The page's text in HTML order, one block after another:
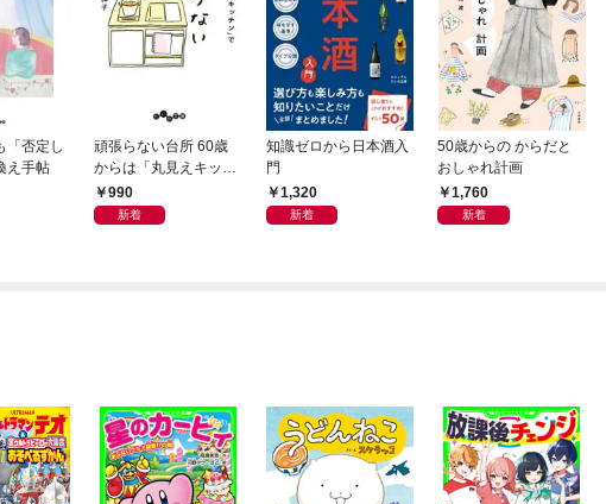
「否定し
え手帖
頑張らない台所 60歳
からは「丸見えキッチ
ン」でラクしておいし
い
990
新着
知識ゼロから日本酒入
門
1,320
新着
50歳からの からだと
おしゃれ計画
1,760
新着